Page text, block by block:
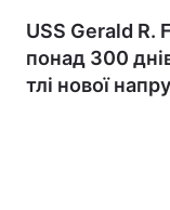
USS Gerald R.
понад 300
тлі нової